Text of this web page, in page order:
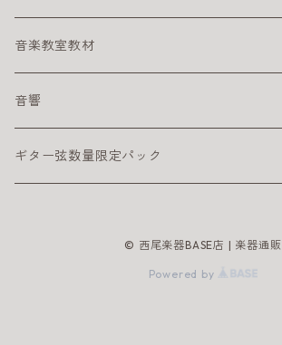
ペダル
シンバル
ヘッドフォン
ライブに便利なグッズ
練習に便利なグッズ
アルト リコーダー
ソプラノ リコーダー
鍵盤ハーモニカ
メロディオン パーツ
アルトサックス
サックスリード
テナーサックス
サックスリード
音楽教室教材
幼児向け
音響
DTM
ギター弦数量限定パック
© 西尾楽器BASE店 | 楽器通販
Powered by